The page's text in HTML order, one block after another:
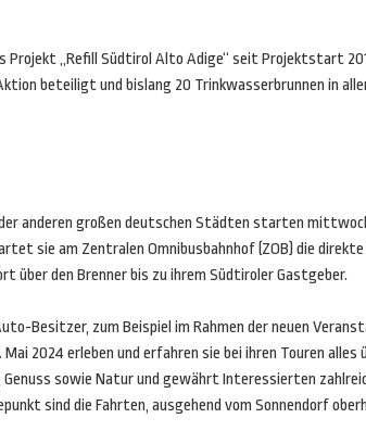
Projekt „Refill Südtirol Alto Adige“ seit Projektstart
beteiligt und bislang 20 Trinkwasserbrunnen in
anderen großen deutschen Städten starten
sie am Zentralen Omnibusbahnhof (ZOB) die direkte
über den Brenner bis zu ihrem Südtiroler Gastgeber.
Besitzer, zum Beispiel im Rahmen der neuen
2024 erleben und erfahren sie bei ihren Touren
sowie Natur und gewährt Interessierten
sind die Fahrten, ausgehend vom Sonnendorf